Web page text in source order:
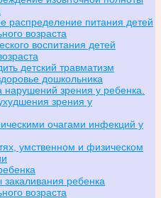
распределение питания детей
возраста
воспитания детей
детский травматизм
дошкольника
нарушений зрения у ребенка.
зрения у
очагами инфекций у
умственном и физическом
закаливания ребенка
возраста